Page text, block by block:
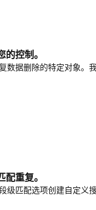
的控制。
数据删除的特定对象。
配重复。
级匹配选项创建自定义